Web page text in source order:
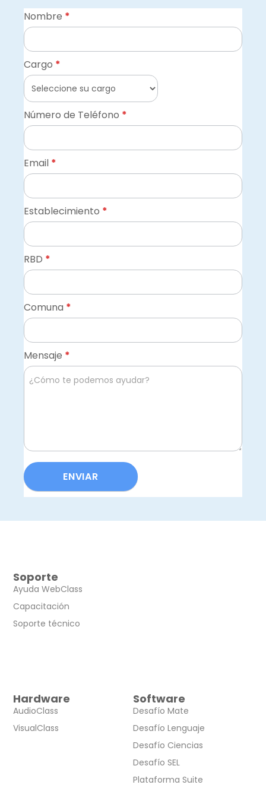
Formulario
Software
de
Gestión
Educativa
Nombre *
Cargo *
Número de Teléfono *
Email *
Establecimiento *
RBD *
Comuna *
Mensaje *
ENVIAR
Software
Desafío Mate
Desafío Lenguaje
Desafío Ciencias
Desafío SEL
Plataforma Suite
Hardware
AudioClass
VisualClass
Soporte
Ayuda WebClass
Capacitación
Soporte técnico